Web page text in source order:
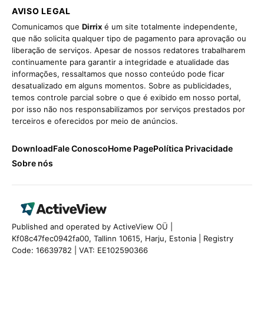
AVISO LEGAL
Comunicamos que Dirrix é um site totalmente independente,
que não solicita qualquer tipo de pagamento para aprovação ou
liberação de serviços. Apesar de nossos redatores trabalharem
continuamente para garantir a integridade e atualidade das
informações, ressaltamos que nosso conteúdo pode ficar
desatualizado em alguns momentos. Sobre as publicidades,
temos controle parcial sobre o que é exibido em nosso portal,
por isso não nos responsabilizamos por serviços prestados por
terceiros e oferecidos por meio de anúncios.
DownloadFale ConoscoHome PagePolítica Privacidade
Sobre nós
Published and operated by ActiveView OÜ |
Kf08c47fec0942fa00, Tallinn 10615, Harju, Estonia | Registry
Code: 16639782 | VAT: EE102590366